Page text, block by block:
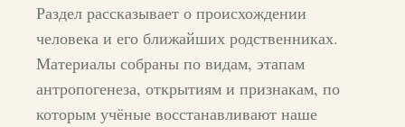
Раздел рассказывает о происхождении
человека и его ближайших родственниках.
Материалы собраны по видам, этапам
антропогенеза, открытиям и признакам, по
которым учёные восстанавливают наше